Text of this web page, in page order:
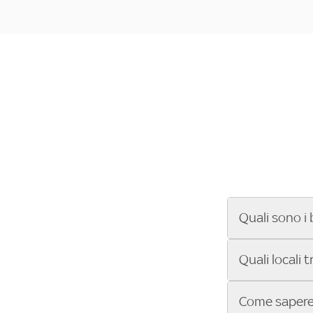
Quali sono i
Se cerchi un
ENILIVE, la
Sky Bar ti
Quali locali
Vuoi sapere
Come